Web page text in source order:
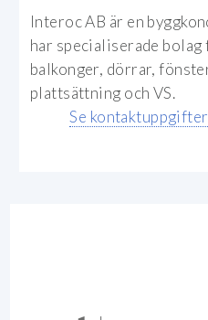
Interoc AB är en
har specialiserade bolag
balkonger, dörrar,
plattsättning och VS.
Se